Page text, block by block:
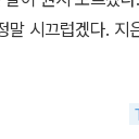
찮아★나도나도
이 시리즈로 유
어요.★집 안 치우
가장 유명한 미술
빈 미술관에서 벌
아서>와 <비밀의
일러스트와 큼직
말 시끄럽겠다. 지
스지은이의 나라 :
말 바보같다. 지은